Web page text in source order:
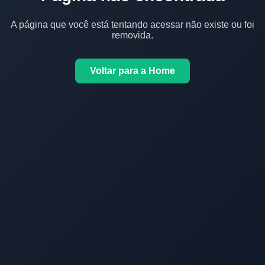
A página que você está tentando acessar não existe ou foi
removida.
Voltar para a Home